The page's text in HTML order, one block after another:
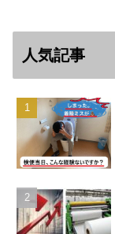
人気記事